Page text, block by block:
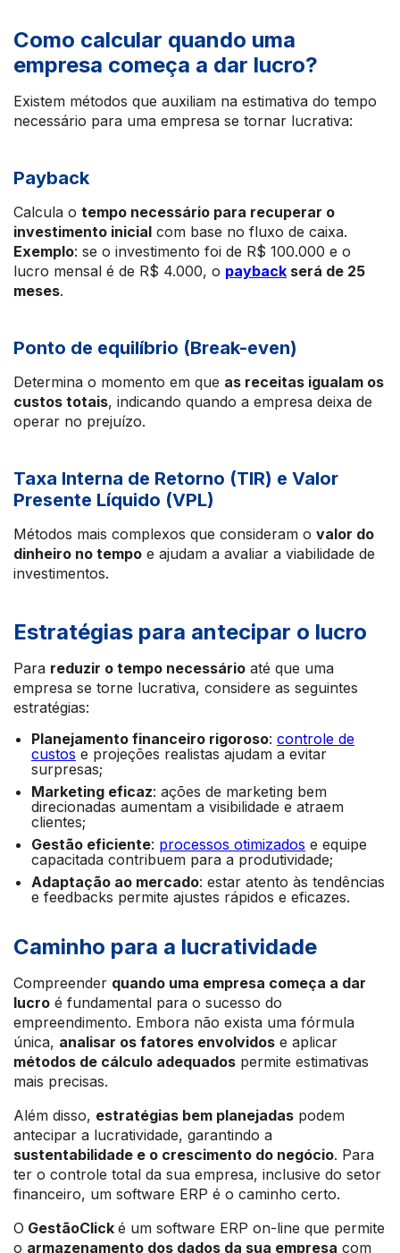
Como calcular quando uma
empresa começa a dar lucro?
Existem métodos que auxiliam na estimativa do tempo
necessário para uma empresa se tornar lucrativa:
Payback
Calcula o tempo necessário para recuperar o
investimento inicial com base no fluxo de caixa.
Exemplo: se o investimento foi de R$ 100.000 e o
lucro mensal é de R$ 4.000, o payback será de 25
meses.
Ponto de equilíbrio (Break-even)
Determina o momento em que as receitas igualam os
custos totais, indicando quando a empresa deixa de
operar no prejuízo.
Taxa Interna de Retorno (TIR) e Valor
Presente Líquido (VPL)
Métodos mais complexos que consideram o valor do
dinheiro no tempo e ajudam a avaliar a viabilidade de
investimentos.
Estratégias para antecipar o lucro
Para reduzir o tempo necessário até que uma
empresa se torne lucrativa, considere as seguintes
estratégias:
Planejamento financeiro rigoroso: controle de
custos e projeções realistas ajudam a evitar
surpresas;
Marketing eficaz: ações de marketing bem
direcionadas aumentam a visibilidade e atraem
clientes;
Gestão eficiente: processos otimizados e equipe
capacitada contribuem para a produtividade;
Adaptação ao mercado: estar atento às tendências
e feedbacks permite ajustes rápidos e eficazes.
Caminho para a lucratividade
Compreender quando uma empresa começa a dar
lucro é fundamental para o sucesso do
empreendimento. Embora não exista uma fórmula
única, analisar os fatores envolvidos e aplicar
métodos de cálculo adequados permite estimativas
mais precisas.
Além disso, estratégias bem planejadas podem
antecipar a lucratividade, garantindo a
sustentabilidade e o crescimento do negócio. Para
ter o controle total da sua empresa, inclusive do setor
financeiro, um software ERP é o caminho certo.
O GestãoClick é um software ERP on-line que permite
o armazenamento dos dados da sua empresa com